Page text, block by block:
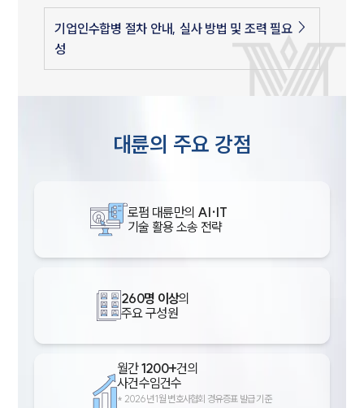
기업인수합병 절차 안내, 실사 방법 및 조력 필요
성
대륜의 주요 강점
로펌 대륜만의 AI·IT
기술 활용 소송 전략
260명 이상의
주요 구성원
월간1200+건의
사건수임건수
* 2026년 1월 변호사협회 경유증표 발급 기준